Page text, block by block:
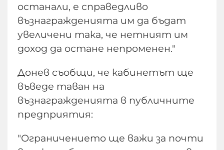
останали, е справедливо
възнагражденията им да бъдат
увеличени така, че нетният им
доход да остане непроменен."
Донев съобщи, че кабинетът ще
въведе таван на
възнагражденията в публичните
предприятия:
"Ограничението ще важи за почти